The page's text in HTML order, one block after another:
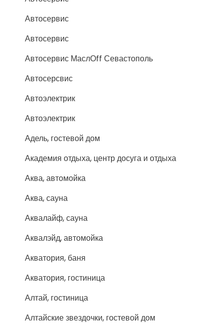
Автосервис
Автосервис
Автосервис МаслОff Севастополь
Автосерсвис
Автоэлектрик
Автоэлектрик
Адель, гостевой дом
Академия отдыха, центр досуга и отдыха
Аква, автомойка
Аква, сауна
Аквалайф, сауна
Аквалэйд, автомойка
Акватория, баня
Акватория, гостиница
Алтай, гостиница
Алтайские звездочки, гостевой дом